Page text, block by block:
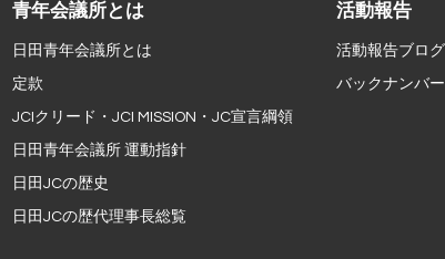
青年会議所とは
日田青年会議所とは
定款
JCIクリード・JCI MISSION・JC宣言綱領
日田青年会議所 運動指針
日田JCの歴史
日田JCの歴代理事長総覧
活動報告
活動報告ブログ
バックナンバー